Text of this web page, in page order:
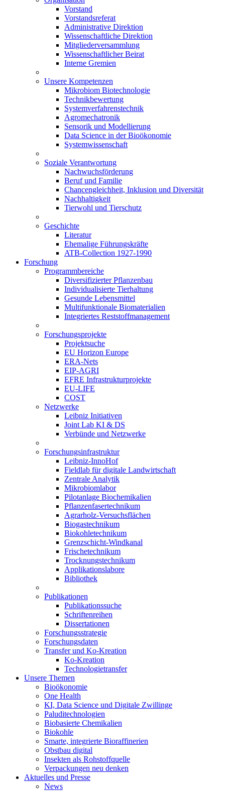
Vorstand
Vorstandsreferat
Administrative Direktion
Wissenschaftliche Direktion
Mitgliederversammlung
Wissenschaftlicher Beirat
Interne Gremien
Unsere Kompetenzen
Mikrobiom Biotechnologie
Technikbewertung
Systemverfahrenstechnik
Agromechatronik
Sensorik und Modellierung
Data Science in der Bioökonomie
Systemwissenschaft
Soziale Verantwortung
Nachwuchsförderung
Beruf und Familie
Chancengleichheit, Inklusion und Diversität
Nachhaltigkeit
Tierwohl und Tierschutz
Geschichte
Literatur
Ehemalige Führungskräfte
ATB-Collection 1927-1990
Forschung
Programmbereiche
Diversifizierter Pflanzenbau
Individualisierte Tierhaltung
Gesunde Lebensmittel
Multifunktionale Biomaterialien
Integriertes Reststoffmanagement
Forschungsprojekte
Projektsuche
EU Horizon Europe
ERA-Nets
EIP-AGRI
EFRE Infrastrukturprojekte
EU-LIFE
COST
Netzwerke
Leibniz Initiativen
Joint Lab KI & DS
Verbünde und Netzwerke
Forschungsinfrastruktur
Leibniz-InnoHof
Fieldlab für digitale Landwirtschaft
Zentrale Analytik
Mikrobiomlabor
Pilotanlage Biochemikalien
Pflanzenfasertechnikum
Agrarholz-Versuchsflächen
Biogastechnikum
Biokohletechnikum
Grenzschicht-Windkanal
Frischetechnikum
Trocknungstechnikum
Applikationslabore
Bibliothek
Publikationen
Publikationssuche
Schriftenreihen
Dissertationen
Forschungsstrategie
Forschungsdaten
Transfer und Ko-Kreation
Ko-Kreation
Technologietransfer
Unsere Themen
Bioökonomie
One Health
KI, Data Science und Digitale Zwillinge
Paluditechnologien
Biobasierte Chemikalien
Biokohle
Smarte, integrierte Bioraffinerien
Obstbau digital
Insekten als Rohstoffquelle
Verpackungen neu denken
Aktuelles und Presse
News